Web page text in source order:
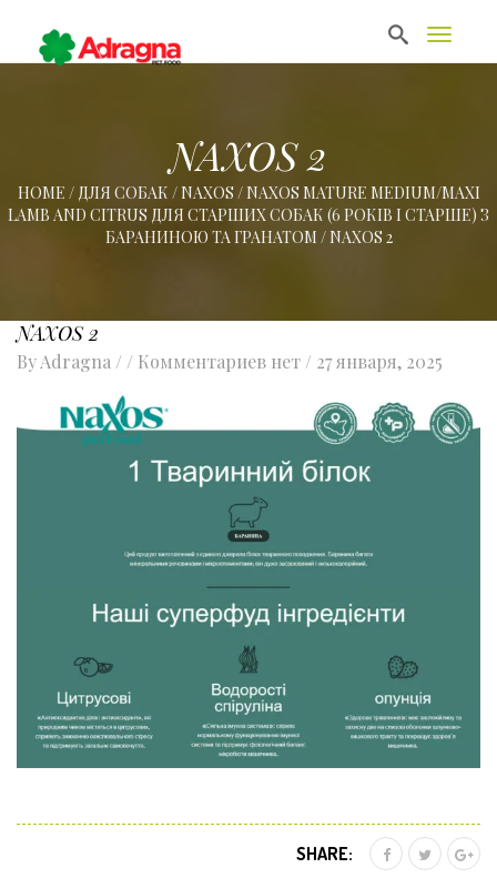
T
v
i
NAXOS 2
HOME / ДЛЯ СОБАК /NAXOS /NAXOS MATURE MEDIUM/MAXI
LAMB AND CITRUS ДЛЯ СТАРШИХ СОБАК (6 РОКІВ І СТАРШЕ) З
БАРАНИНОЮ ТА ГРАНАТОМ /NAXOS 2
NAXOS 2
ByAdragna / / Комментариев нет / 27 января, 2025
SHARE: